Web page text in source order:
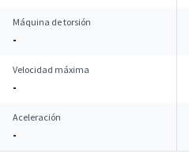
Máquina de torsión
-
Velocidad máxima
-
Aceleración
-